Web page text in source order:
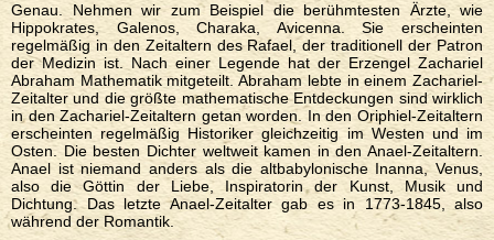
Genau. Nehmen wir zum Beispiel die berühmtesten Ärzte, wie
Hippokrates, Galenos, Charaka, Avicenna. Sie erscheinten
regelmäßig in den Zeitaltern des Rafael, der traditionell der Patron
der Medizin ist. Nach einer Legende hat der Erzengel Zachariel
Abraham Mathematik mitgeteilt. Abraham lebte in einem Zachariel-
Zeitalter und die größte mathematische Entdeckungen sind wirklich
in den Zachariel-Zeitaltern getan worden. In den Oriphiel-Zeitaltern
erscheinten regelmäßig Historiker gleichzeitig im Westen und im
Osten. Die besten Dichter weltweit kamen in den Anael-Zeitaltern.
Anael ist niemand anders als die altbabylonische Inanna, Venus,
also die Göttin der Liebe, Inspiratorin der Kunst, Musik und
Dichtung. Das letzte Anael-Zeitalter gab es in 1773-1845, also
während der Romantik.